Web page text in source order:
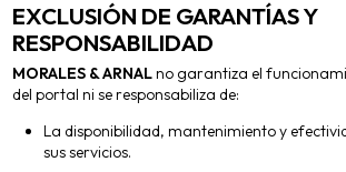
EXCLUSIÓN DE GARANTÍAS Y
RESPONSABILIDAD
MORALES & ARNALno garantiza el
del portal ni se responsabiliza de:
La disponibilidad, mantenimiento y
sus servicios.